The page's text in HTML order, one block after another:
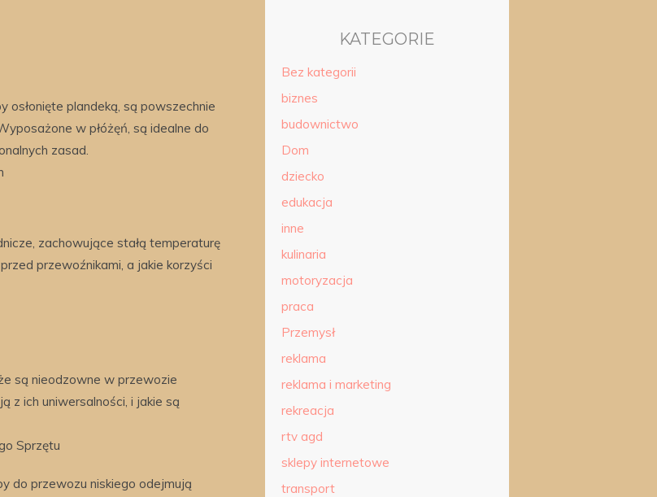
osłonięte plandeką, są powszechnie
w płóżęń, są idealne do
zasad.
zachowujące stałą temperaturę
przewoźnikami, a jakie korzyści
są nieodzowne w przewozie
z ich uniwersalności, i jakie są
Sprzętu
do przewozu niskiego odejmują
KATEGORIE
Bez kategorii
biznes
budownictwo
Dom
dziecko
edukacja
inne
kulinaria
motoryzacja
praca
Przemysł
reklama
reklama i marketing
rekreacja
rtv agd
sklepy internetowe
transport